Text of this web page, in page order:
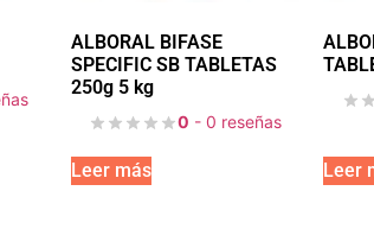
ALBORAL BIFASE
SPECIFIC SB TABLETAS
250g 5 kg
0 - 0 reseñas
Leer más Leer